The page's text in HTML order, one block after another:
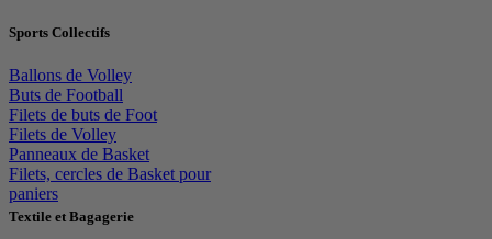
Sports Collectifs
Ballons de Volley
Buts de Football
Filets de buts de Foot
Filets de Volley
Panneaux de Basket
Filets, cercles de Basket pour
paniers
Textile et Bagagerie